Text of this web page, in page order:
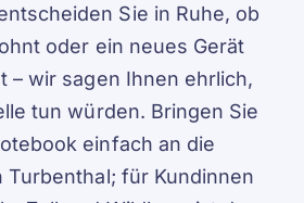
Sie in Ruhe, ob
oder ein neues Gerät
– wir sagen Ihnen ehrlich,
tun würden. Bringen Sie
einfach an die
Turbenthal; für Kundinnen